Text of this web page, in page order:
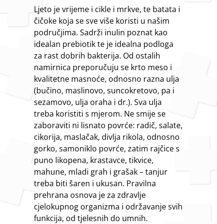
Ljeto je vrijeme i cikle i mrkve, te batata i
čičoke koja se sve više koristi u našim
područjima. Sadrži inulin poznat kao
idealan prebiotik te je idealna podloga
za rast dobrih bakterija. Od ostalih
namirnica preporučuju se krto meso i
kvalitetne masnoće, odnosno razna ulja
(bučino, maslinovo, suncokretovo, pa i
sezamovo, ulja oraha i dr.). Sva ulja
treba koristiti s mjerom. Ne smije se
zaboraviti ni lisnato povrće: radič, salate,
cikorija, maslačak, divlja rikola, odnosno
gorko, samoniklo povrće, zatim rajčice s
puno likopena, krastavce, tikvice,
mahune, mladi grah i grašak – tanjur
treba biti šaren i ukusan. Pravilna
prehrana osnova je za zdravlje
cjelokupnog organizma i održavanje svih
funkcija, od tjelesnih do umnih.